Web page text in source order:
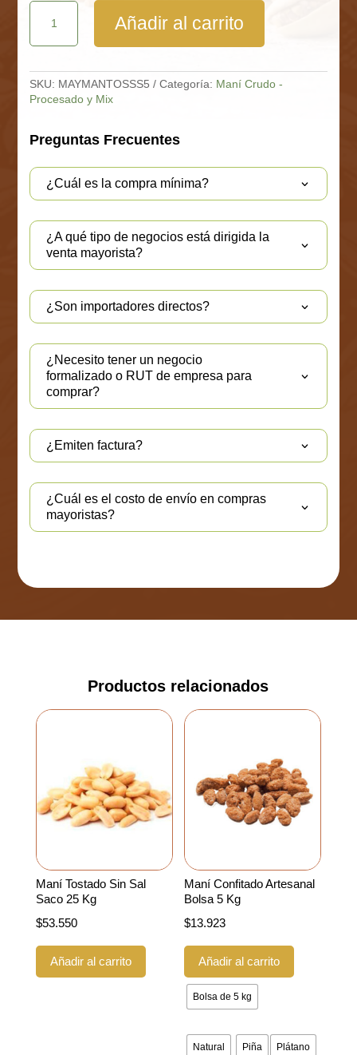
Maní
Tostado
Bolsa
5
Kg
Añadir al carrito
SKU: MAYMANTOSSS5 Categoría: Maní Crudo -
Procesado y Mix
Preguntas Frecuentes
¿Cuál es la compra mínima?
¿A qué tipo de negocios está dirigida la
venta mayorista?
¿Son importadores directos?
¿Necesito tener un negocio
formalizado o RUT de empresa para
comprar?
¿Emiten factura?
¿Cuál es el costo de envío en compras
mayoristas?
Productos relacionados
Maní Tostado Sin Sal
Saco 25 Kg
$53.550
Añadir al carrito
Maní Confitado Artesanal
Bolsa 5 Kg
$13.923
Añadir al carrito
Las
Bolsa de 5 kg
Natural Piña Plátano